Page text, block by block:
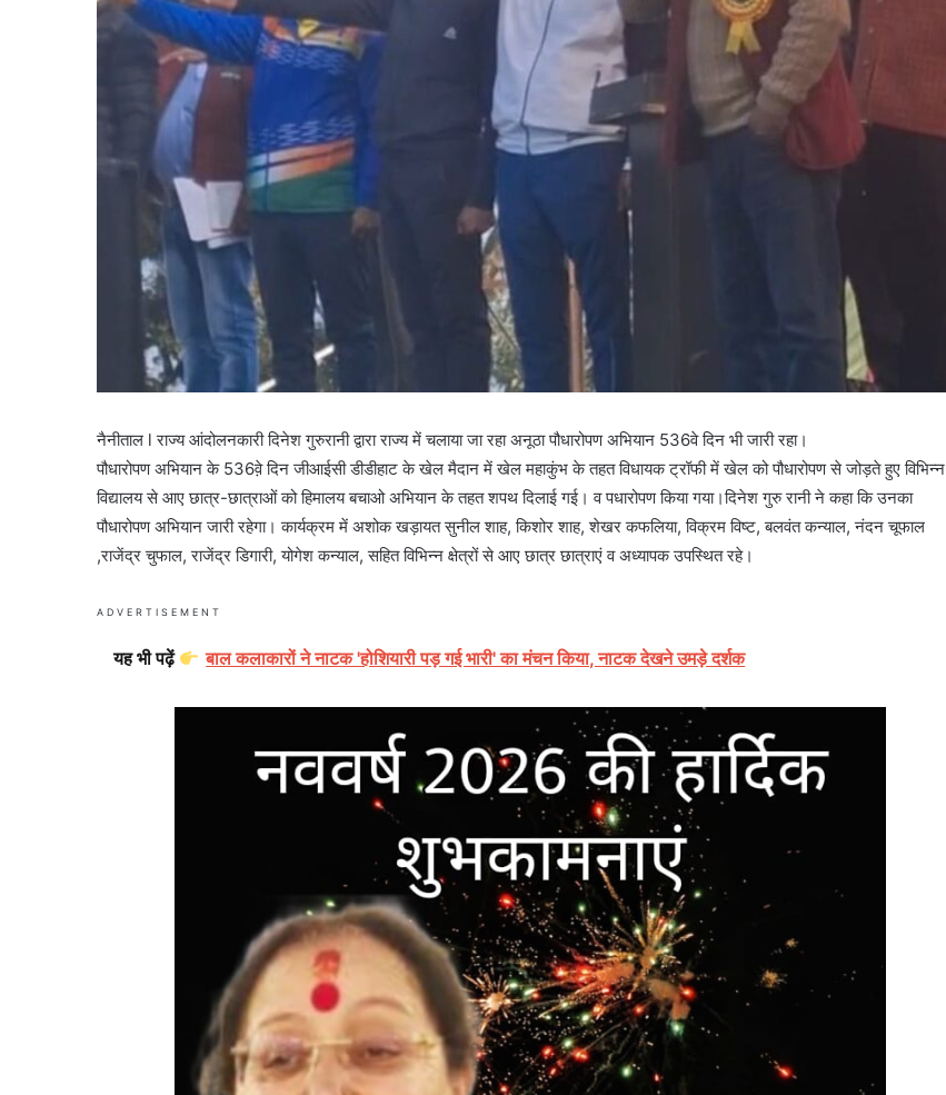
नैनीताल l राज्य आंदोलनकारी दिनेश गुरुरानी द्वारा राज्य में चलाया जा रहा अनूठा पौधारोपण अभियान 536वे दिन भी जारी रहा।
पौधारोपण अभियान के 536व़े दिन जीआईसी डीडीहाट के खेल मैदान में खेल महाकुंभ के तहत विधायक ट्रॉफी में खेल को पौधारोपण से जोड़ते हुए विभिन्न
विद्यालय से आए छात्र-छात्राओं को हिमालय बचाओ अभियान के तहत शपथ दिलाई गई। व पधारोपण किया गया।दिनेश गुरु रानी ने कहा कि उनका
पौधारोपण अभियान जारी रहेगा। कार्यक्रम में अशोक खड़ायत सुनील शाह, किशोर शाह, शेखर कफलिया, विक्रम विष्ट, बलवंत कन्याल, नंदन चूफाल
,राजेंद्र चुफाल, राजेंद्र डिगारी, योगेश कन्याल, सहित विभिन्न क्षेत्रों से आए छात्र छात्राएं व अध्यापक उपस्थित रहे।
ADVERTISEMENT
यह भी पढ़ें बाल कलाकारों ने नाटक 'होशियारी पड़ गई भारी' का मंचन किया, नाटक देखने उमड़े दर्शक